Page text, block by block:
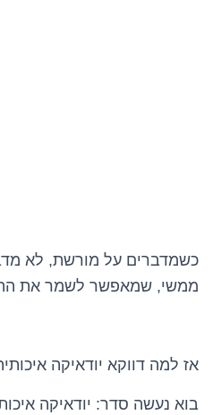
כשמדברים על מורשת, לא
ממשי, שמאפשר לשמר את
אז למה דווקא יודאיקה
בוא נעשה סדר: יודאיקה